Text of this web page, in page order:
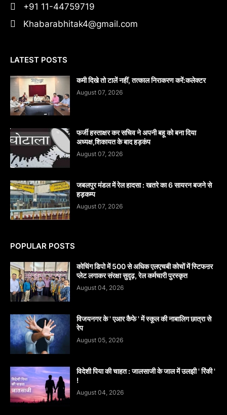
+91 11-44759719
Khabarabhitak4@gmail.com
LATEST POSTS
कमी दिखे तो टालें नहीं, तत्काल निराकरण करें:कलेक्टर
August 07, 2026
फर्जी हस्ताक्षर कर सचिव ने अपनी बहू को बना दिया
अध्यक्ष,शिकायत के बाद हड़कंप
August 07, 2026
जबलपुर मंडल में रेल हादसा : खतरे का 6 सायरन बजने से
हड़कम्प
August 07, 2026
POPULAR POSTS
कोचिंग डिपो में 500 से अधिक एलएचबी कोचों में स्टिफऩर
प्लेट लगाकर संरक्षा सुदृढ़, रेल कर्मचारी पुरस्कृत
August 04, 2026
विजयनगर के ' एआर कैफे ' में स्कूल की नाबालिग छात्रा से
रेप
August 05, 2026
विदेशी पिया की चाहत : जालसाजी के जाल में उलझी ' रिंकी '
!
August 04, 2026